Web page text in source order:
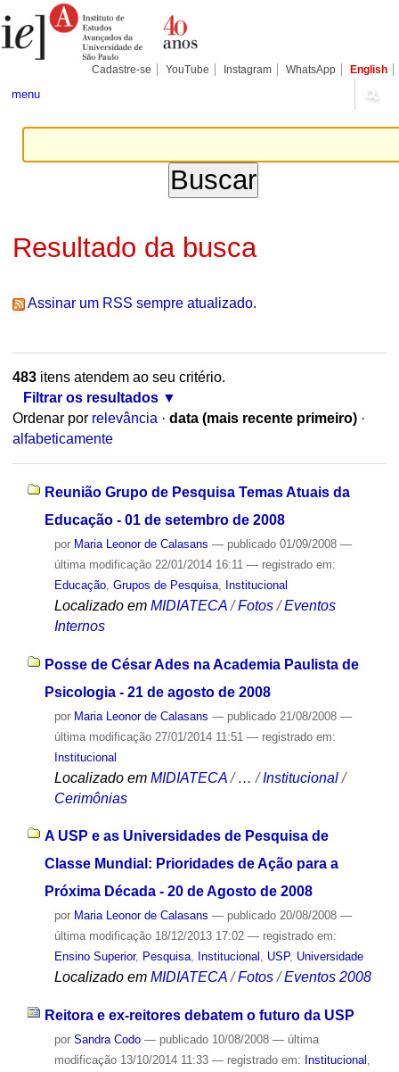
para
conteúdo.
Pessoais
Cadastre-se YouTube Instagram WhatsApp English
menu
Resultado da busca
Assinar um RSS sempre atualizado.
483itens atendem ao seu critério.
Filtrar os resultados
Ordenar por relevância · data (mais recente primeiro) ·
alfabeticamente
Reunião Grupo de Pesquisa Temas Atuais da
Educação - 01 de setembro de 2008
por Maria Leonor de Calasans — publicado01/09/2008 —
última modificação22/01/2014 16:11 — registrado em:
Educação, Grupos de Pesquisa, Institucional
Localizado em MIDIATECA /Fotos /Eventos
Internos
Posse de César Ades na Academia Paulista de
Psicologia - 21 de agosto de 2008
por Maria Leonor de Calasans — publicado21/08/2008 —
última modificação27/01/2014 11:51 — registrado em:
Institucional
Localizado em MIDIATECA /…/Institucional /
Cerimônias
A USP e as Universidades de Pesquisa de
Classe Mundial: Prioridades de Ação para a
Próxima Década - 20 de Agosto de 2008
por Maria Leonor de Calasans — publicado20/08/2008 —
última modificação18/12/2013 17:02 — registrado em:
Ensino Superior, Pesquisa, Institucional , USP, Universidade
Localizado em MIDIATECA /Fotos /Eventos 2008
Reitora e ex-reitores debatem o futuro da USP
por Sandra Codo — publicado10/08/2008 — última
modificação13/10/2014 11:33 — registrado em: Institucional ,